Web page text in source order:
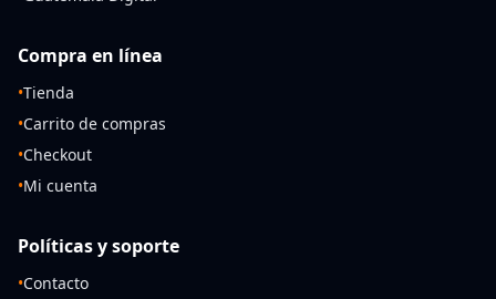
Compra en línea
•Tienda
•Carrito de compras
•Checkout
•Mi cuenta
Políticas y soporte
•Contacto